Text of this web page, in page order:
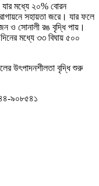
মধ্যে ২০% বোরন
সহায়তা জরে। যার ফলে
ও সোনালী রঙ বৃদ্ধি পায়।
মধ্যে ৩৩ বিঘায় ৫০০
উৎপাদনশীলতা বৃদ্ধি শুরু
৯০৮৫৪১